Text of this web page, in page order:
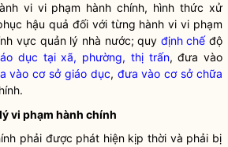
vi vi phạm hành chính, hình thức xử
hậu quả đối với từng hành vivi phạm
vực quản lý nhà nước; quy định chếđộ
dục tại xã, phường, thị trấn, đưa vào
vào cơ sở giáo dục, đưa vào cơ sở chữa
vi phạm hành chính
phải được phát hiện kịp thời và phải bị